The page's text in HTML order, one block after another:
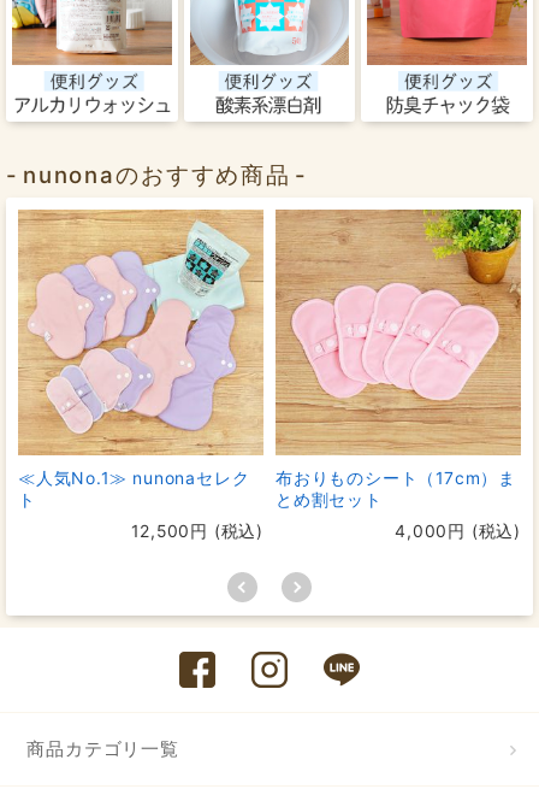
nunonaのおすすめ商品
≪人気No.1≫ nunonaセレク
ト
12,500円 (税込)
布おりものシート（17cm）ま
とめ割セット
4,000円 (税込)
商品カテゴリ一覧